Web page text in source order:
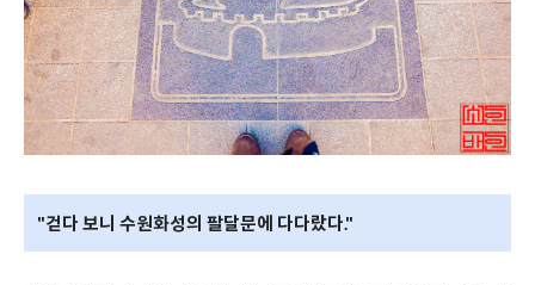
"걷다 보니 수원화성의 팔달문에 다다랐다."